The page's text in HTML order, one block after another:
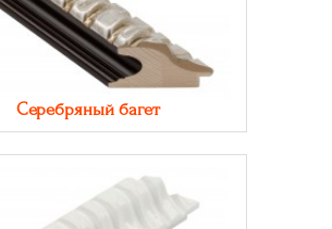
Серебряный багет